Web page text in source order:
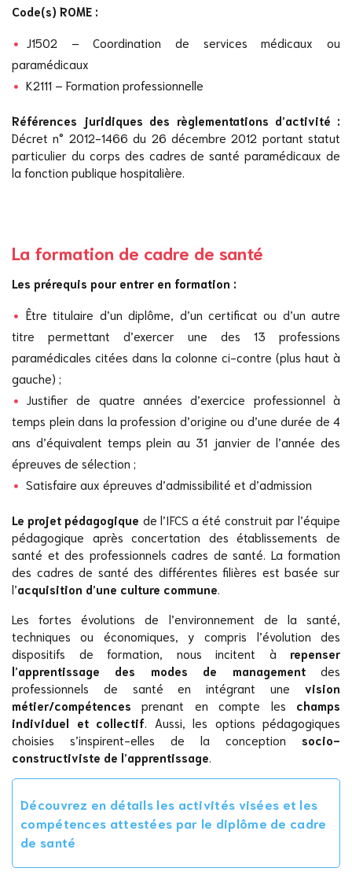
Code(s) ROME :
J1502 – Coordination de services médicaux ou
paramédicaux
K2111 – Formation professionnelle
Références juridiques des règlementations d’activité :
Décret n° 2012-1466 du 26 décembre 2012 portant statut
particulier du corps des cadres de santé paramédicaux de
la fonction publique hospitalière.
La formation de cadre de santé
Les prérequis pour entrer en formation :
Être titulaire d’un diplôme, d’un certificat ou d’un autre
titre permettant d’exercer une des 13 professions
paramédicales citées dans la colonne ci-contre (plus haut à
gauche) ;
Justifier de quatre années d’exercice professionnel à
temps plein dans la profession d’origine ou d’une durée de 4
ans d’équivalent temps plein au 31 janvier de l’année des
épreuves de sélection ;
Satisfaire aux épreuves d’admissibilité et d’admission
Le projet pédagogique de l’IFCS a été construit par l’équipe
pédagogique après concertation des établissements de
santé et des professionnels cadres de santé. La formation
des cadres de santé des différentes filières est basée sur
l’acquisition d’une culture commune.
Les fortes évolutions de l’environnement de la santé,
techniques ou économiques, y compris l’évolution des
dispositifs de formation, nous incitent à repenser
l’apprentissage des modes de managementdes
professionnels de santé en intégrant une vision
métier/compétences prenant en compte les champs
individuel et collectif. Aussi, les options pédagogiques
choisies s’inspirent-elles de la conception socio-
constructiviste de l’apprentissage.
Découvrez en détails les activités visées et les
compétences attestées par le diplôme de cadre
de santé